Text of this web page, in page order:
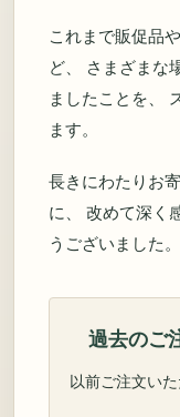
これまで販促品
ど、 さまざまな
ましたことを、
ます。
長きにわたりお
に、 改めて深く
うございました。
過去のご
以前ご注文い